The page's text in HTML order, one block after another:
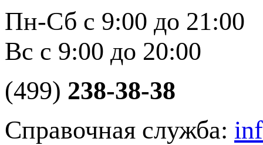
Пн-Сб с 9:00 до 21:00
Вс с 9:00 до 20:00
(499) 238-38-38
Справочная служба: